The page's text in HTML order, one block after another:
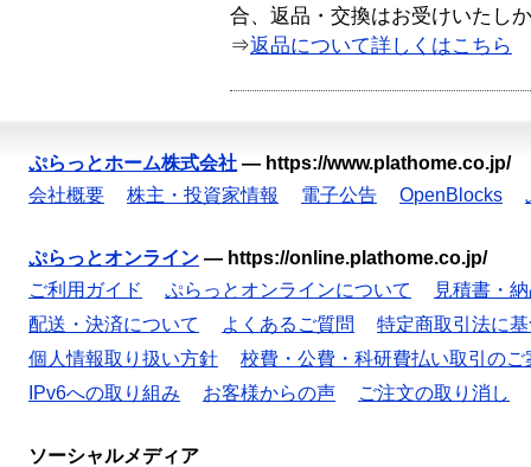
合、返品・交換はお受けいたし
⇒返品について詳しくはこちら
ぷらっとホーム株式会社 — https://www.plathome.co.jp/
会社概要
株主・投資家情報 電子公告 OpenBlocks
ぷらっとオンライン — https://online.plathome.co.jp/
ご利用ガイド
ぷらっとオンラインについて
見積書・
配送・決済について
よくあるご質問
特定商取引法に
個人情報取り扱い方針
校費・公費・科研費払い取引のご
IPv6への取り組み
お客様からの声 ご注文の取り消し
ソーシャルメディア